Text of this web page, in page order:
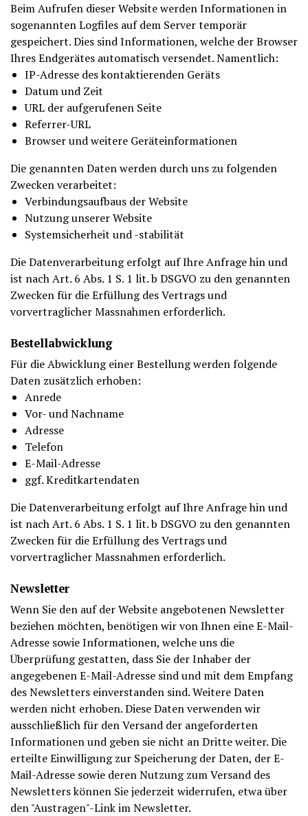
Beim Aufrufen dieser Website werden Informationen in
sogenannten Logfiles auf dem Server temporär
gespeichert. Dies sind Informationen, welche der Browser
Ihres Endgerätes automatisch versendet. Namentlich:
IP-Adresse des kontaktierenden Geräts
Datum und Zeit
URL der aufgerufenen Seite
Referrer-URL
Browser und weitere Geräteinformationen
Die genannten Daten werden durch uns zu folgenden
Zwecken verarbeitet:
Verbindungsaufbaus der Website
Nutzung unserer Website
Systemsicherheit und -stabilität
Die Datenverarbeitung erfolgt auf Ihre Anfrage hin und
ist nach Art. 6 Abs. 1 S. 1 lit. b DSGVO zu den genannten
Zwecken für die Erfüllung des Vertrags und
vorvertraglicher Massnahmen erforderlich.
Bestellabwicklung
Für die Abwicklung einer Bestellung werden folgende
Daten zusätzlich erhoben:
Anrede
Vor- und Nachname
Adresse
Telefon
E-Mail-Adresse
ggf. Kreditkartendaten
Die Datenverarbeitung erfolgt auf Ihre Anfrage hin und
ist nach Art. 6 Abs. 1 S. 1 lit. b DSGVO zu den genannten
Zwecken für die Erfüllung des Vertrags und
vorvertraglicher Massnahmen erforderlich.
Newsletter
Wenn Sie den auf der Website angebotenen Newsletter
beziehen möchten, benötigen wir von Ihnen eine E-Mail-
Adresse sowie Informationen, welche uns die
Überprüfung gestatten, dass Sie der Inhaber der
angegebenen E-Mail-Adresse sind und mit dem Empfang
des Newsletters einverstanden sind. Weitere Daten
werden nicht erhoben. Diese Daten verwenden wir
ausschließlich für den Versand der angeforderten
Informationen und geben sie nicht an Dritte weiter. Die
erteilte Einwilligung zur Speicherung der Daten, der E-
Mail-Adresse sowie deren Nutzung zum Versand des
Newsletters können Sie jederzeit widerrufen, etwa über
den "Austragen"-Link im Newsletter.